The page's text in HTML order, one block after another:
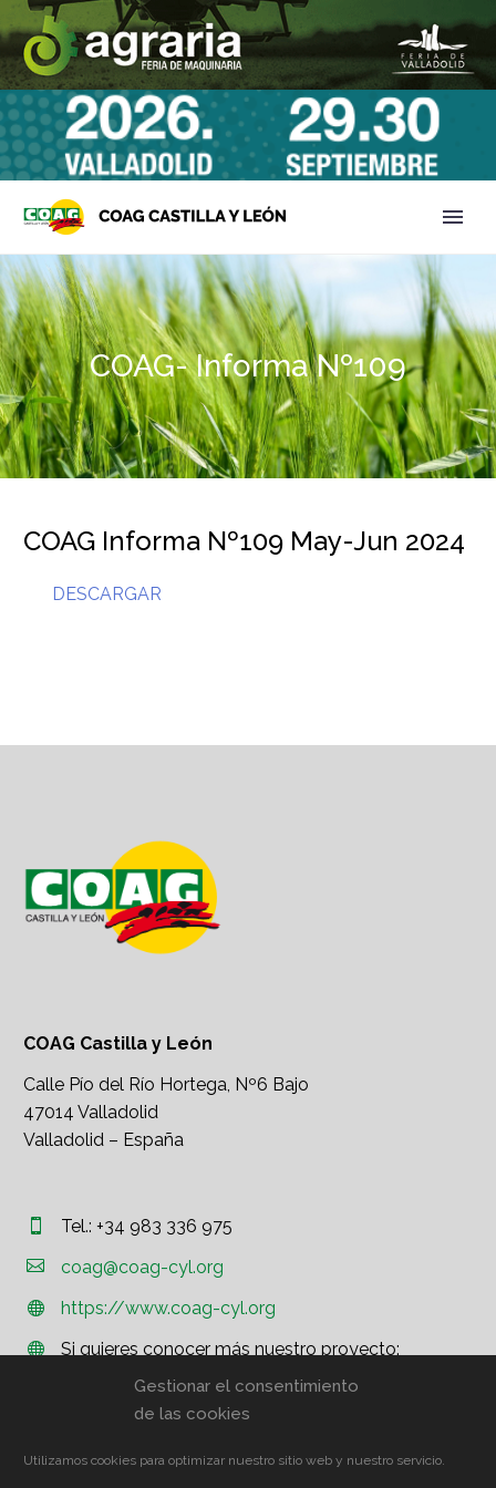
Gestionar el consentimiento
de las cookies
Utilizamos cookies para optimizar nuestro sitio web y nuestro servicio.
COAG- Informa Nº109
COAG Informa Nº109 May-Jun 2024
DESCARGAR
COAG Castilla y León
Calle Pío del Río Hortega, Nº6 Bajo
47014 Valladolid
Valladolid – España

 Tel.: +34 983 336 975

 coag@coag-cyl.org

 https://www.coag-cyl.org


Si quieres conocer más nuestro proyecto:
http://www.coag.org